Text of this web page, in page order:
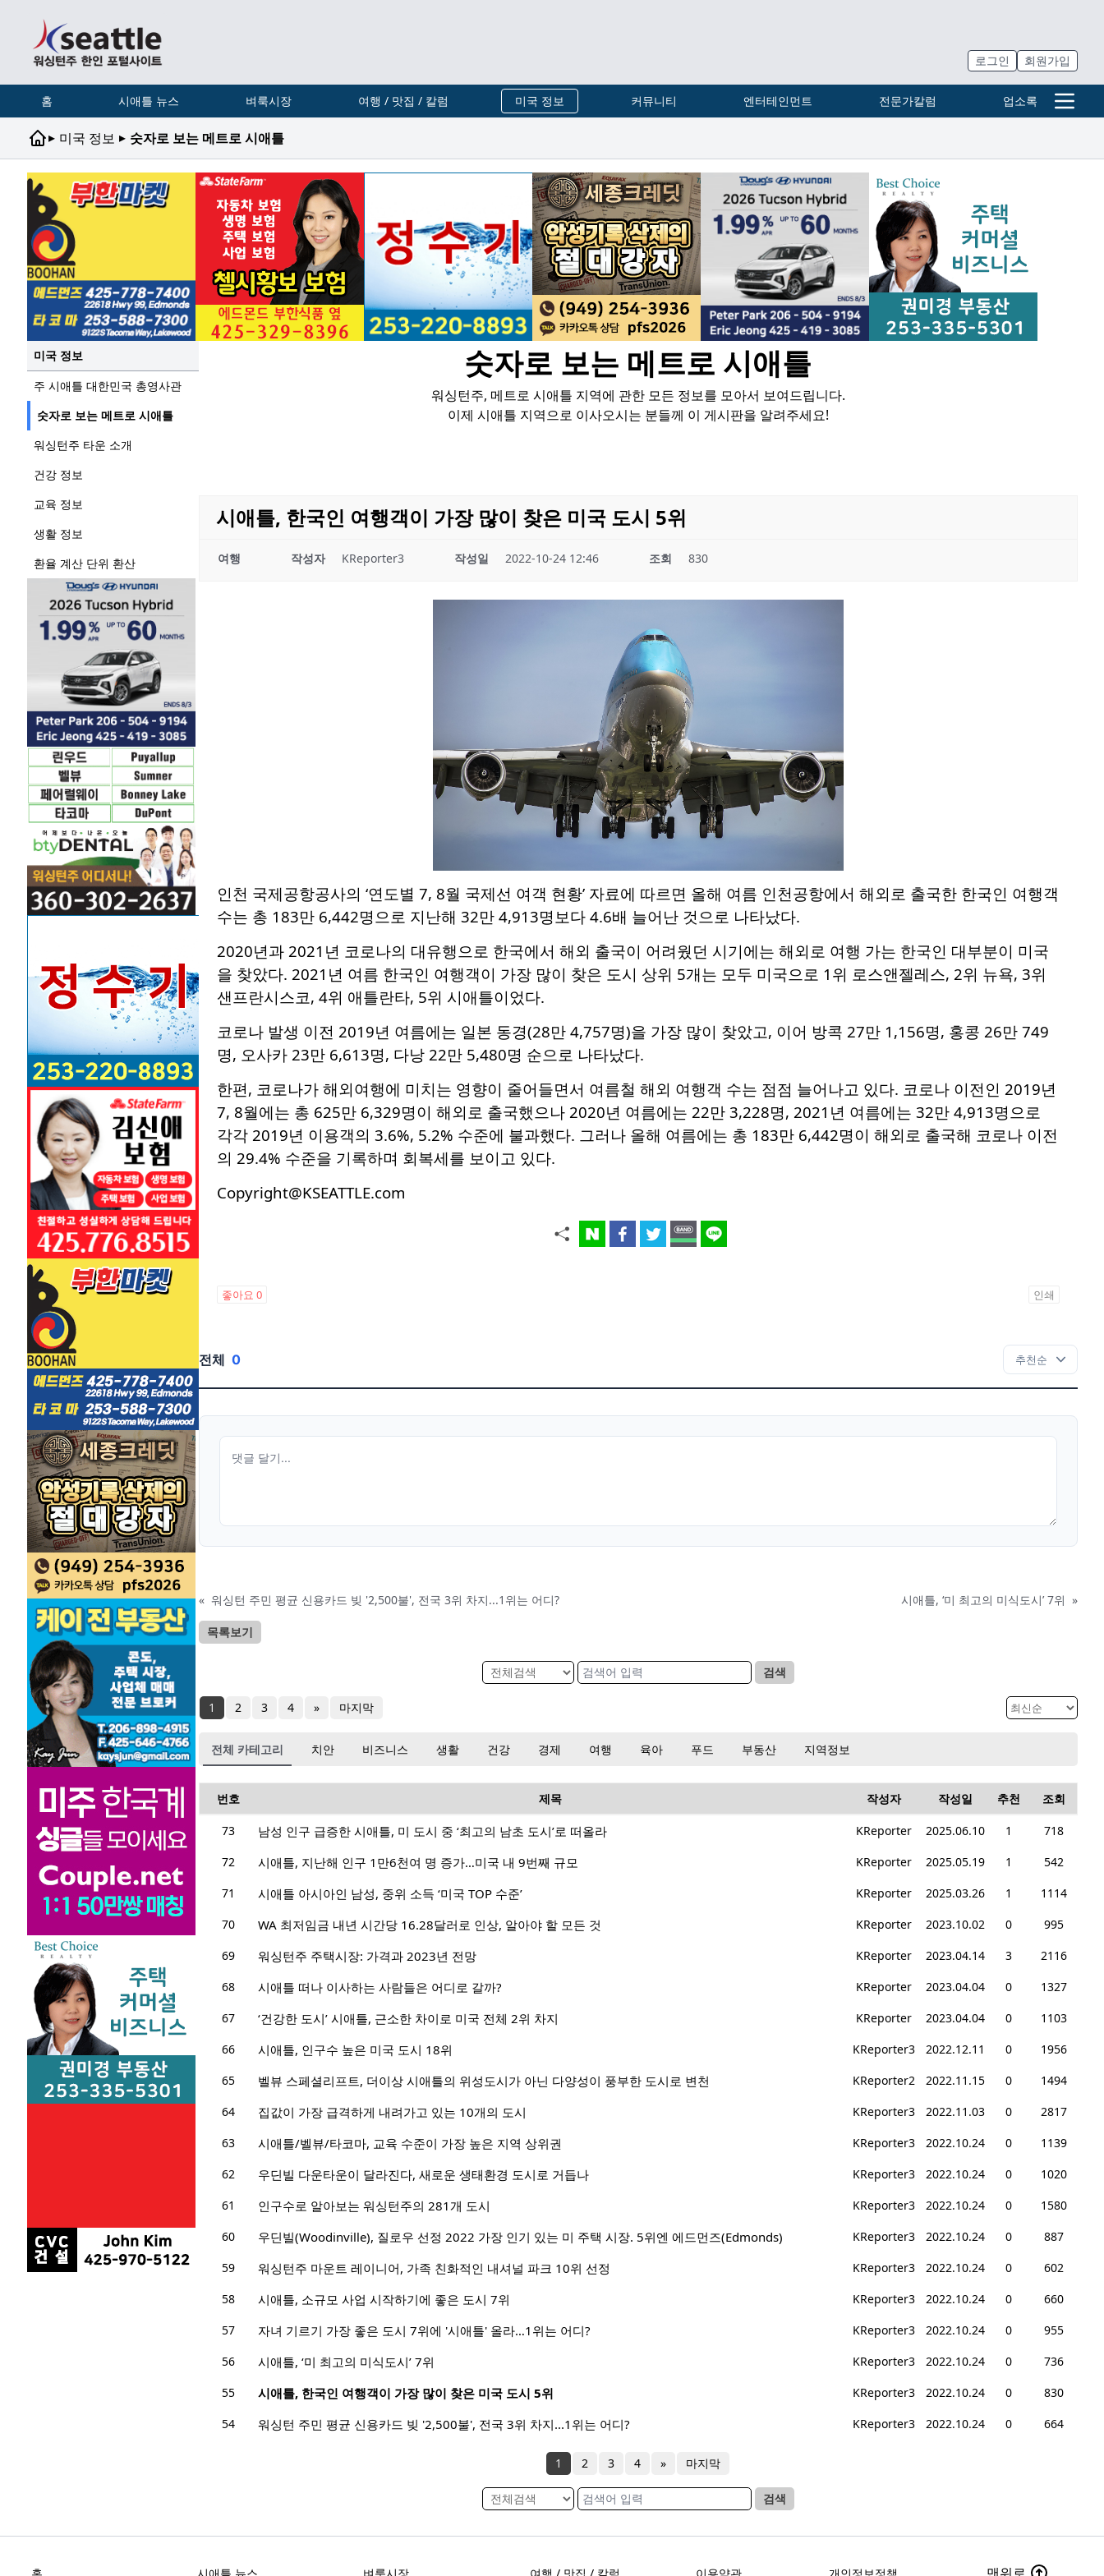
로그인 회원가입
홈 시애틀 뉴스 벼룩시장 여행 / 맛집 / 칼럼 미국 정보 커뮤니티 엔터테인먼트 전문가칼럼 업소록
▸ 미국 정보 ▸ 숫자로 보는 메트로 시애틀
미국 정보
주 시애틀 대한민국 총영사관
숫자로 보는 메트로 시애틀
워싱턴주 타운 소개
건강 정보
교육 정보
생활 정보
환율 계산 단위 환산
숫자로 보는 메트로 시애틀
워싱턴주, 메트로 시애틀 지역에 관한 모든 정보를 모아서 보여드립니다.
이제 시애틀 지역으로 이사오시는 분들께 이 게시판을 알려주세요!
시애틀, 한국인 여행객이 가장 많이 찾은 미국 도시 5위
여행 작성자 KReporter3 작성일 2022-10-24 12:46 조회 830
인천 국제공항공사의 ‘연도별 7, 8월 국제선 여객 현황’ 자료에 따르면 올해 여름 인천공항에서 해외로 출국한 한국인 여행객
수는 총 183만 6,442명으로 지난해 32만 4,913명보다 4.6배 늘어난 것으로 나타났다.
2020년과 2021년 코로나의 대유행으로 한국에서 해외 출국이 어려웠던 시기에는 해외로 여행 가는 한국인 대부분이 미국
을 찾았다. 2021년 여름 한국인 여행객이 가장 많이 찾은 도시 상위 5개는 모두 미국으로 1위 로스앤젤레스, 2위 뉴욕, 3위
샌프란시스코, 4위 애틀란타, 5위 시애틀이었다.
코로나 발생 이전 2019년 여름에는 일본 동경(28만 4,757명)을 가장 많이 찾았고, 이어 방콕 27만 1,156명, 홍콩 26만 749
명, 오사카 23만 6,613명, 다낭 22만 5,480명 순으로 나타났다.
한편, 코로나가 해외여행에 미치는 영향이 줄어들면서 여름철 해외 여행객 수는 점점 늘어나고 있다. 코로나 이전인 2019년
7, 8월에는 총 625만 6,329명이 해외로 출국했으나 2020년 여름에는 22만 3,228명, 2021년 여름에는 32만 4,913명으로
각각 2019년 이용객의 3.6%, 5.2% 수준에 불과했다. 그러나 올해 여름에는 총 183만 6,442명이 해외로 출국해 코로나 이전
의 29.4% 수준을 기록하며 회복세를 보이고 있다.
Copyright@KSEATTLE.com
좋아요 0 인쇄
전체 0
« 워싱턴 주민 평균 신용카드 빚 '2,500불', 전국 3위 차지...1위는 어디? 시애틀, ‘미 최고의 미식도시’ 7위 »
목록보기
검색
1 2 3 4 » 마지막
전체 카테고리 치안 비즈니스 생활 건강 경제 여행 육아 푸드 부동산 지역정보
번호 제목 작성자 작성일 추천 조회
73 남성 인구 급증한 시애틀, 미 도시 중 ‘최고의 남초 도시’로 떠올라 KReporter 2025.06.10 1
718
72
시애틀, 지난해 인구 1만6천여 명 증가…미국 내 9번째 규모 KReporter 2025.05.19 1
542
71
시애틀 아시아인 남성, 중위 소득 ‘미국 TOP 수준’ KReporter 2025.03.26 1
1114
70
WA 최저임금 내년 시간당 16.28달러로 인상, 알아야 할 모든 것 KReporter 2023.10.02 0
995
69
워싱턴주 주택시장: 가격과 2023년 전망 KReporter 2023.04.14 3
2116
68
시애틀 떠나 이사하는 사람들은 어디로 갈까? KReporter 2023.04.04 0
1327
67
‘건강한 도시’ 시애틀, 근소한 차이로 미국 전체 2위 차지 KReporter 2023.04.04 0
1103
66
시애틀, 인구수 높은 미국 도시 18위 KReporter3 2022.12.11 0
1956
65
벨뷰 스페셜리프트, 더이상 시애틀의 위성도시가 아닌 다양성이 풍부한 도시로 변천 KReporter2 2022.11.15 0
1494
64
집값이 가장 급격하게 내려가고 있는 10개의 도시 KReporter3 2022.11.03 0
2817
63
시애틀/벨뷰/타코마, 교육 수준이 가장 높은 지역 상위권 KReporter3 2022.10.24 0
1139
62
우딘빌 다운타운이 달라진다, 새로운 생태환경 도시로 거듭나 KReporter3 2022.10.24 0
1020
61
인구수로 알아보는 워싱턴주의 281개 도시 KReporter3 2022.10.24 0
1580
60
우딘빌(Woodinville), 질로우 선정 2022 가장 인기 있는 미 주택 시장. 5위엔 에드먼즈(Edmonds) KReporter3 2022.10.24 0
887
59
워싱턴주 마운트 레이니어, 가족 친화적인 내셔널 파크 10위 선정 KReporter3 2022.10.24 0
602
58
시애틀, 소규모 사업 시작하기에 좋은 도시 7위 KReporter3 2022.10.24 0
660
57
자녀 기르기 가장 좋은 도시 7위에 '시애틀' 올라…1위는 어디? KReporter3 2022.10.24 0
955
56
시애틀, ‘미 최고의 미식도시’ 7위 KReporter3 2022.10.24 0
736
55
시애틀, 한국인 여행객이 가장 많이 찾은 미국 도시 5위 KReporter3 2022.10.24 0
830
54
워싱턴 주민 평균 신용카드 빚 '2,500불', 전국 3위 차지...1위는 어디? KReporter3 2022.10.24 0 664
1 2 3 4 » 마지막
검색